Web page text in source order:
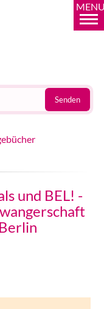
Senden
und BEL! -